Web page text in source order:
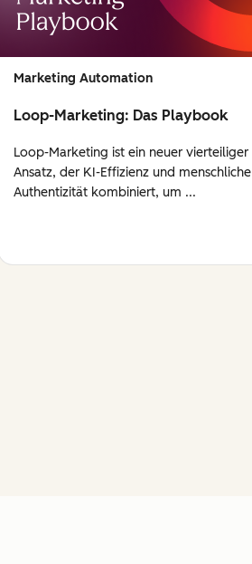
Marketing Automation
Loop-Marketing: Das Playbook
Loop-Marketing ist ein neuer vierteiliger
Ansatz, der KI-Effizienz und menschliche
Authentizität kombiniert, um ...